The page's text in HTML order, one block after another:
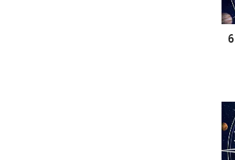
توقعات برج الدلو ليوم الخميس 6